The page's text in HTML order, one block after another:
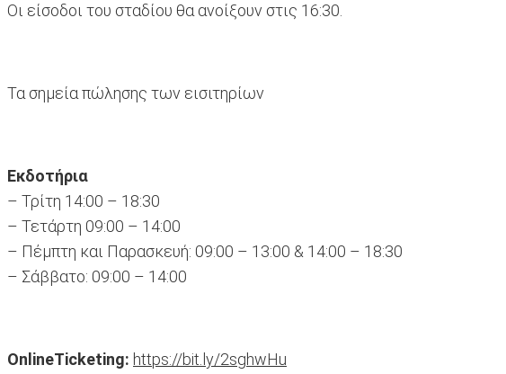
Οι είσοδοι του σταδίου θα ανοίξουν στις 16:30.
Τα σημεία πώλησης των εισιτηρίων
Εκδοτήρια
– Τρίτη 14:00 – 18:30
– Τετάρτη 09:00 – 14:00
– Πέμπτη και Παρασκευή: 09:00 – 13:00 & 14:00 – 18:30
– Σάββατο: 09:00 – 14:00
OnlineTicketing: https://bit.ly/2sghwHu